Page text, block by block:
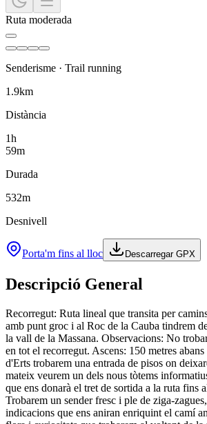
Ruta moderada
Senderisme · Trail running
1.9km
Distància
1h
59m
Durada
532m
Desnivell
Porta'm fins al lloc Descarregar GPX
Descripció General
Recorregut: Ruta lineal que transita per
amb punt groc i al Roc de la Cauba tindrem
la vall de la Massana. Observacions: No
en tot el recorregut. Ascens: 150 metres
d'Erts trobarem una entrada de pisos on
mateix veurem un dels nous tòtems
que ens donarà el tret de sortida a la ruta fins
Trobarem un sender fresc i ple de ziga-
indicacions que ens aniran enriquint el camí